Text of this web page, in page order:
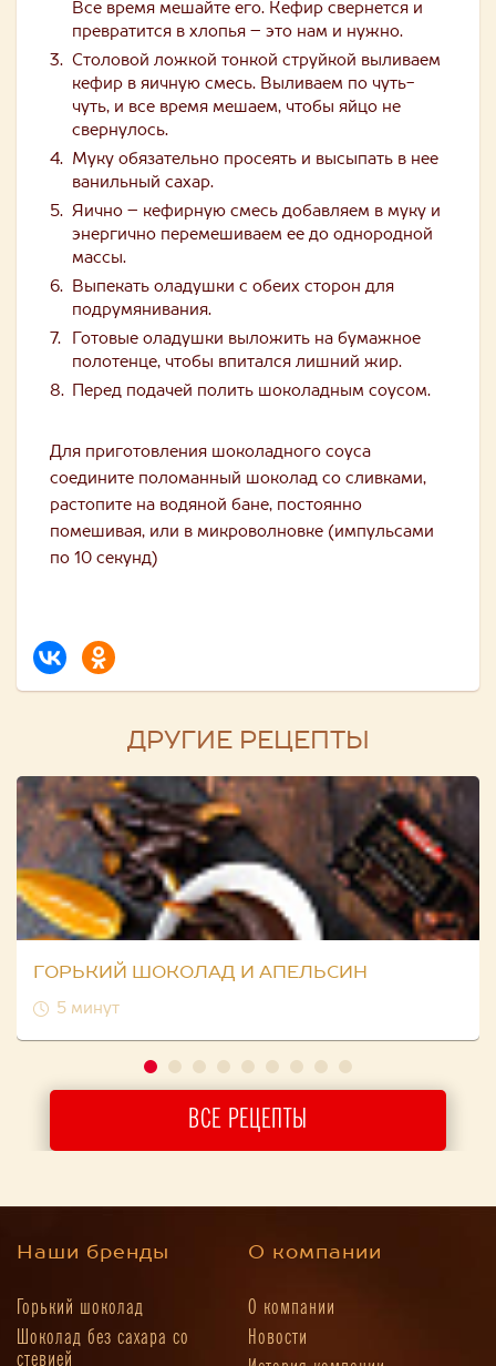
Все время мешайте его. Кефир свернется и
превратится в хлопья – это нам и нужно.
Столовой ложкой тонкой струйкой выливаем
кефир в яичную смесь. Выливаем по чуть-
чуть, и все время мешаем, чтобы яйцо не
свернулось.
Муку обязательно просеять и высыпать в нее
ванильный сахар.
Яично – кефирную смесь добавляем в муку и
энергично перемешиваем ее до однородной
массы.
Выпекать оладушки с обеих сторон для
подрумянивания.
Готовые оладушки выложить на бумажное
полотенце, чтобы впитался лишний жир.
Перед подачей полить шоколадным соусом.
Для приготовления шоколадного соуса
соедините поломанный шоколад со сливками,
растопите на водяной бане, постоянно
помешивая, или в микроволновке (импульсами
по 10 секунд)
ДРУГИЕ РЕЦЕПТЫ
ГОРЬКИЙ ШОКОЛАД И АПЕЛЬСИН
5 минут
ВСЕ РЕЦЕПТЫ
Наши бренды
Горький шоколад
Шоколад без сахара со
стевией
О компании
О компании
Новости